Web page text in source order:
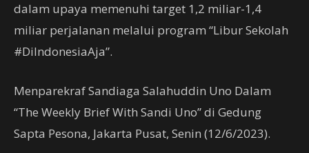
dalam upaya memenuhi target 1,2 miliar-1,4
miliar perjalanan melalui program “Libur Sekolah
#DiIndonesiaAja”.
Menparekraf Sandiaga Salahuddin Uno Dalam
“The Weekly Brief With Sandi Uno” di Gedung
Sapta Pesona, Jakarta Pusat, Senin (12/6/2023).